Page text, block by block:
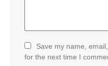
Save my name,
for the next time I